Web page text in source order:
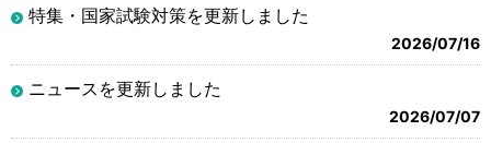
特集・国家試験対策を更新しました
2026/07/16
ニュースを更新しました
2026/07/07